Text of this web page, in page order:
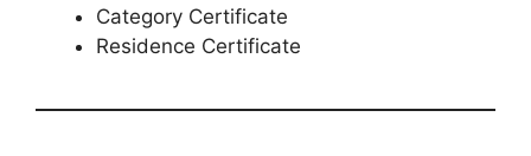
Category Certificate
Residence Certificate